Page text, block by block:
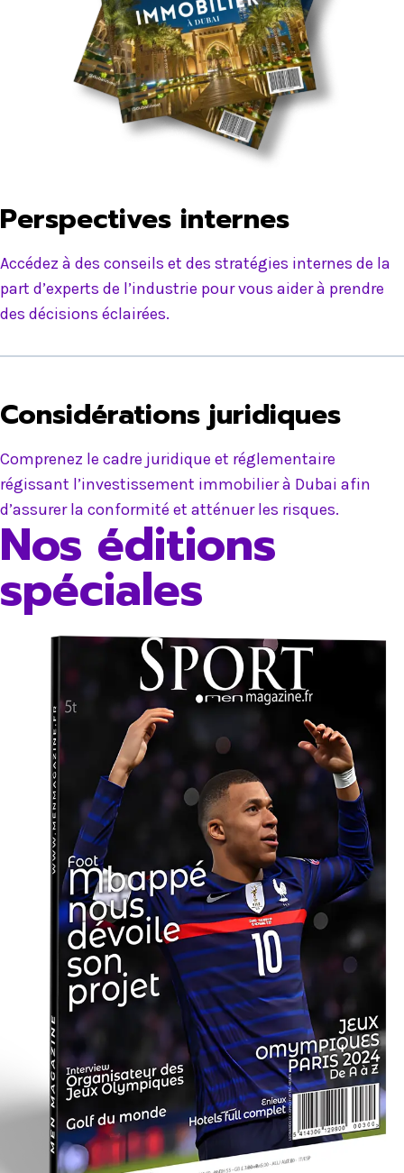
Perspectives internes
Accédez à des conseils et des stratégies internes de la
part d’experts de l’industrie pour vous aider à prendre
des décisions éclairées.
Considérations juridiques
Comprenez le cadre juridique et réglementaire
régissant l’investissement immobilier à Dubai afin
d’assurer la conformité et atténuer les risques.
Nos éditions
spéciales